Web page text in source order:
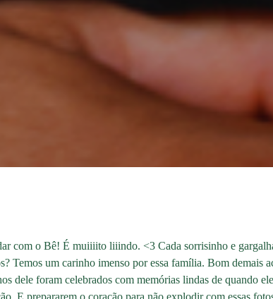
com o Bê! É muiiiito liiindo. <3 Cada sorrisinho e
Temos um carinho imenso por essa família. Bom demais
dele foram celebrados com memórias lindas de quando
E prepararem o coração para não explodir com essas